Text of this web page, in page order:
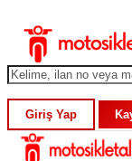
Giriş Yap